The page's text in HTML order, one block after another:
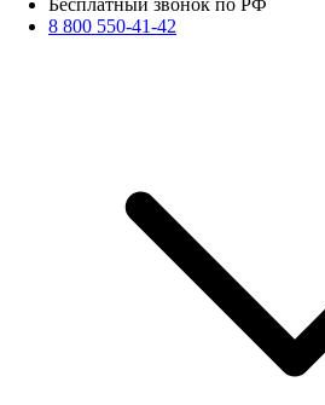
Бесплатный звонок по РФ
8 800 550-41-42